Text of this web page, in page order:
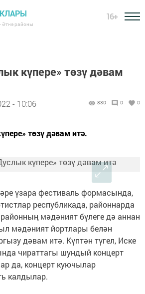
Әтнә районы
16+
күпере» төзү дәвам
- 10:06 830 0 0
төзү дәвам итә.
үзара фестиваль формасында,
республикада, районнарда
мәдәният бүлеге дә аннан
мәдәният йортлары белән
дәвам итә. Күптән түгел, Иске
чираттагы шундый концерт
да, концерт куючылар
калдылар.